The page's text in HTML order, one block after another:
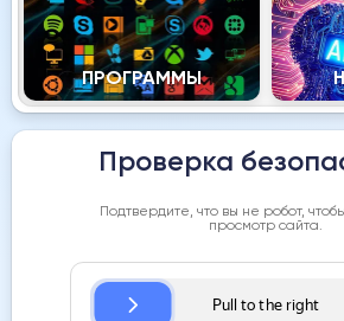
ПРОГРАММЫ
Проверка
Подтвердите, что вы не робот,
просмотр сайта.